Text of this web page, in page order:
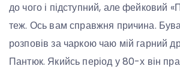
до чого і підступний, але фейковий
теж. Ось вам справжня причина.
розповів за чаркою чаю мій гарний
Пантюк. Якийсь період у 80-х він